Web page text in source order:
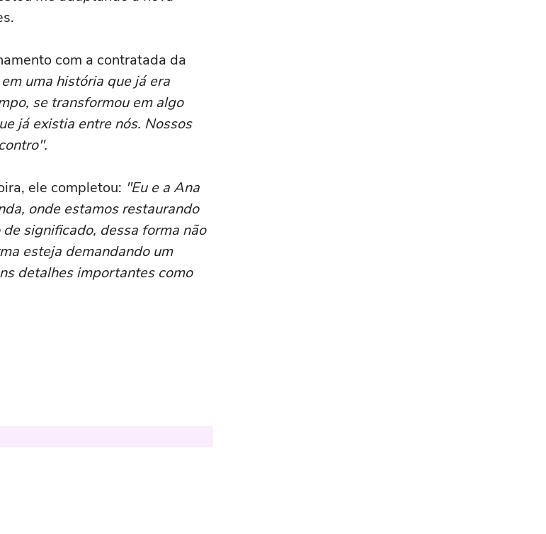
com a contratada da
uma história que já era
se transformou em algo
já existia entre nós. Nossos
ele completou: "Eu e a Ana
onde estamos restaurando
significado, dessa forma não
esteja demandando um
detalhes importantes como